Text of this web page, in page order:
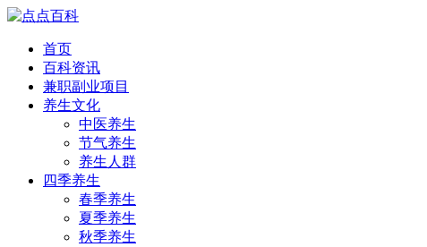
首页
百科资讯
兼职副业项目
养生文化
中医养生
节气养生
养生人群
四季养生
春季养生
夏季养生
秋季养生